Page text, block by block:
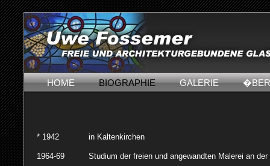
HOME BIOGRAPHIE GALERIE �BER
* 1942 in Kaltenkirchen
1964-69 Studium der freien und angewandten Malerei an